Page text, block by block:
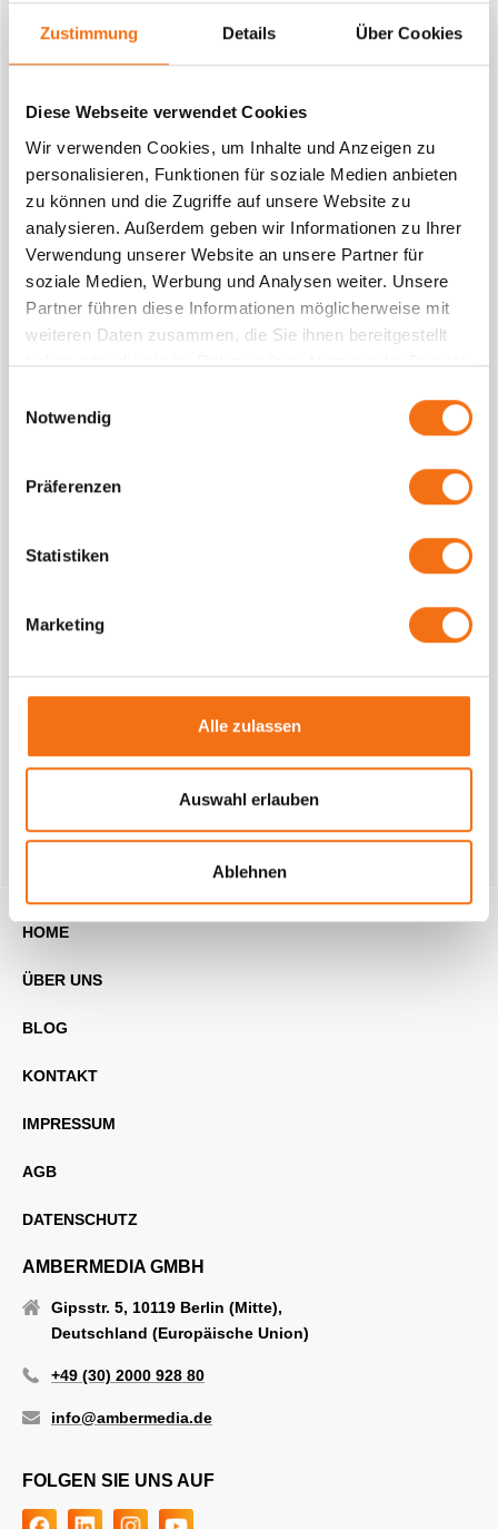
Zustimmung Details Über Cookies
Diese Webseite verwendet Cookies
Wir verwenden Cookies, um Inhalte und Anzeigen zu
personalisieren, Funktionen für soziale Medien anbieten
zu können und die Zugriffe auf unsere Website zu
analysieren. Außerdem geben wir Informationen zu Ihrer
Verwendung unserer Website an unsere Partner für
soziale Medien, Werbung und Analysen weiter. Unsere
Partner führen diese Informationen möglicherweise mit
weiteren Daten zusammen, die Sie ihnen bereitgestellt
haben oder die sie im Rahmen Ihrer Nutzung der Dienste
Notwendig
Präferenzen
Statistiken
Marketing
Alle zulassen
Auswahl erlauben
Ablehnen
POSTLEITZAHL
TELEFON MOBIL
E-MAIL ADRESSE
DEIN BEWERBUNGSSCHREIBEN MIT INFOS ZU DEINER
Bitte sende uns zusätzlich Deinen Lebenslauf und
komminsteam@ambermedia.de
AMBERMEDIA GMBH
Gipsstr. 5, 10119 Berlin (Mitte),
Deutschland (Europäische Union)
+49 (30) 2000 928 80
info@ambermedia.de
FOLGEN SIE UNS AUF
HOME
ÜBER UNS
BLOG
KONTAKT
IMPRESSUM
AGB
DATENSCHUTZ